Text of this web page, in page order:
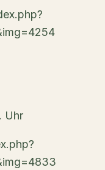
Uhr